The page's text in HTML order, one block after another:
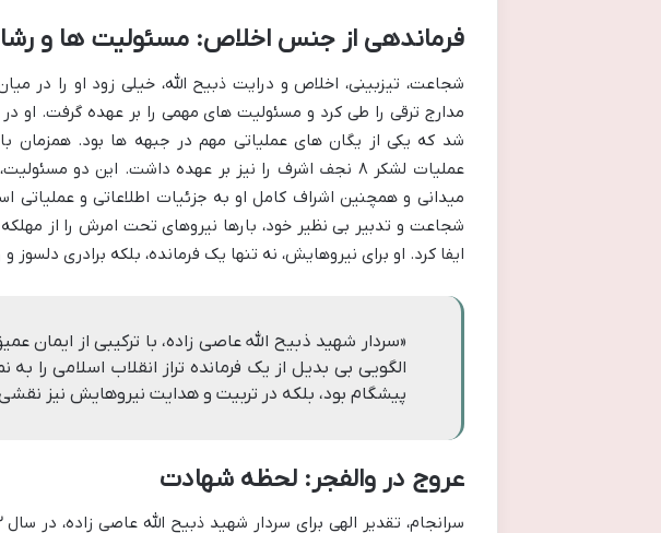
فرماندهی از جنس اخلاص: مسئولیت ها و
شجاعت، تیزبینی، اخلاص و درایت ذبیح الله، خیلی زود او را در
شد که یکی از یگان های عملیاتی مهم در جبهه ها بود. همزمان
عملیات لشکر ۸ نجف اشرف را نیز بر عهده داشت. این دو
میدانی و همچنین اشراف کامل او به جزئیات اطلاعاتی و عملیاتی
شجاعت و تدبیر بی نظیر خود، بارها نیروهای تحت امرش را از
ایفا کرد. او برای نیروهایش، نه تنها یک فرمانده، بلکه برادری دلسوز
«سردار شهید ذبیح الله عاصی زاده، با ترکیبی از ایمان
الگویی بی بدیل از یک فرمانده تراز انقلاب اسلامی را
پیشگام بود، بلکه در تربیت و هدایت نیروهایش نیز
عروج در والفجر: لحظه شهادت